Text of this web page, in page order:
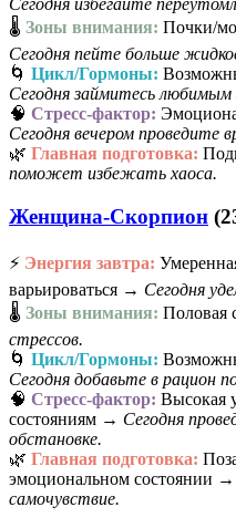
Сегодня избегайте
🌡️ Зоны внимания: Почки/
Сегодня пейте больше
🌀 Цикл/Гормоны:
Сегодня займитесь любимым
🧠 Стресс-фактор:
Сегодня вечером проведите
🌿 Главная подготовка:
поможет избежать хаоса.
Женщина-Скорпион
⚡ Энергия завтра:
варьироваться → Сегодня
🌡️ Зоны внимания: Половая
стрессов.
🌀 Цикл/Гормоны:
Сегодня добавьте в рацион
🧠 Стресс-фактор: Высокая
состояниям → Сегодня
обстановке.
🌿 Главная подготовка:
эмоциональном состоянии →
самочувствие.